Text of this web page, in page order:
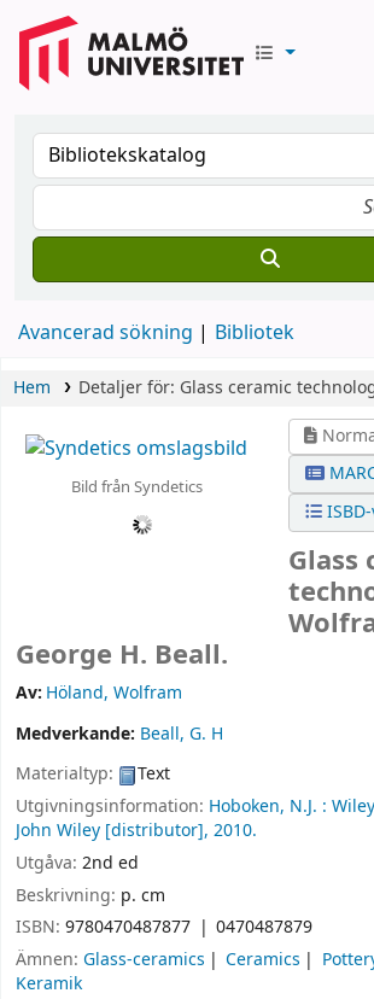
Avancerad sökning Bibliotek
Hem Detaljer för: Glass ceramic
Bild från Syndetics
Glass
George H. Beall.
Av: Höland, Wolfram
Medverkande: Beall, G. H
Materialtyp:
Text
Utgivningsinformation: Hoboken, N.J. :
John Wiley [distributor], 2010.
Utgåva: 2nd ed
Beskrivning: p. cm
ISBN: 9780470487877
0470487879
Ämnen: Glass-ceramics Ceramics
Keramik